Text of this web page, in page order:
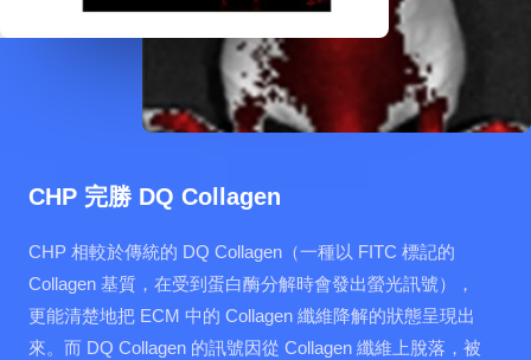
CHP 完勝 DQ Collagen
CHP 相較於傳統的 DQ Collagen（一種以 FITC 標記的
Collagen 基質，在受到蛋白酶分解時會發出螢光訊號），
更能清楚地把 ECM 中的 Collagen 纖維降解的狀態呈現出
來。而 DQ Collagen 的訊號因從 Collagen 纖維上脫落，被